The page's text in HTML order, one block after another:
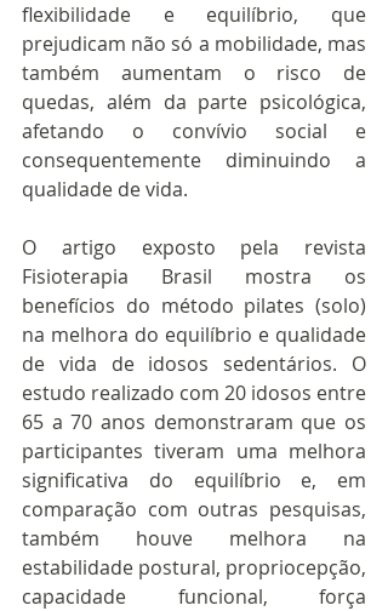
flexibilidade e equilíbrio, que
prejudicam não só a mobilidade, mas
também aumentam o risco de
quedas, além da parte psicológica,
afetando o convívio social e
consequentemente diminuindo a
qualidade de vida.
O artigo exposto pela revista
Fisioterapia Brasil mostra os
benefícios do método pilates (solo)
na melhora do equilíbrio e qualidade
de vida de idosos sedentários. O
estudo realizado com 20 idosos entre
65 a 70 anos demonstraram que os
participantes tiveram uma melhora
significativa do equilíbrio e, em
comparação com outras pesquisas,
também houve melhora na
estabilidade postural, propriocepção,
capacidade funcional, força